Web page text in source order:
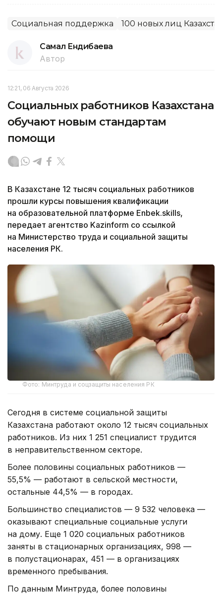
Социальная поддержка 100 новых лиц
Самал Ендибаева
Автор
12:21, 06 Августа 2026
Социальных работников Казахстана
обучают новым стандартам
помощи
В Казахстане 12 тысяч социальных работников
прошли курсы повышения квалификации
на образовательной платформе Enbek.skills,
передает агентство Kazinform со ссылкой
на Министерство труда и социальной защиты
населения РК.
Фото: Минтруда и соцзащиты населения РК
Сегодня в системе социальной защиты
Казахстана работают около 12 тысяч социальных
работников. Из них 1 251 специалист трудится
в неправительственном секторе.
Более половины социальных работников —
55,5% — работают в сельской местности,
остальные 44,5% — в городах.
Большинство специалистов — 9 532 человека —
оказывают специальные социальные услуги
на дому. Еще 1 020 социальных работников
заняты в стационарных организациях, 998 —
в полустационарах, 451 — в организациях
временного пребывания.
По данным Минтруда, более половины